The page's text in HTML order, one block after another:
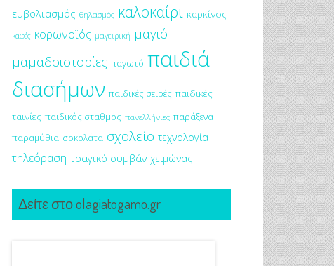
εμβολιασμός θηλασμός καλοκαίρι καρκίνος
καφές κορωνοϊός μαγειρική μαγιό
μαμαδοιστορίες παγωτό παιδιά
διασήμων παιδικές σειρές παιδικές
ταινίες παιδικός σταθμός πανελλήνιες παράξενα
παραμύθια σοκολάτα σχολείο τεχνολογία
τηλεόραση τραγικό συμβάν χειμώνας
Δείτε στο olagiatogamo.gr